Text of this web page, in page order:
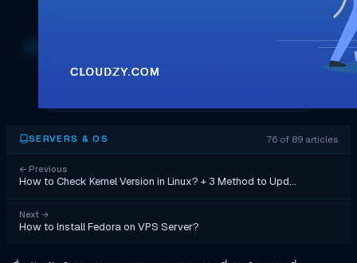
SERVERS & OS 76 of 89 articles
← Previous
How to Check Kernel Version in Linux? + 3 Method to Upd…
Next →
How to Install Fedora on VPS Server?